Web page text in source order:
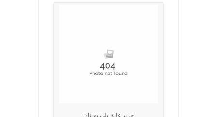
خرید عایق پلی یورتان